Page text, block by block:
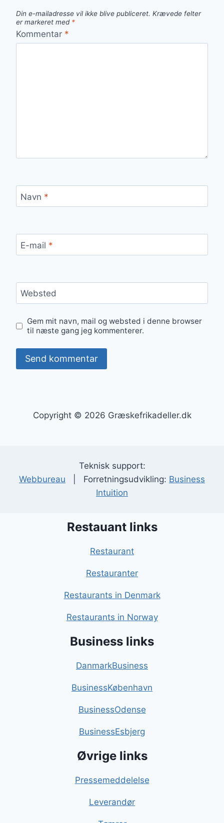
Din e-mailadresse vil ikke blive publiceret. Krævede felter
er markeret med *
Kommentar *
Navn *
E-mail *
Websted
Gem mit navn, mail og websted i denne browser
til næste gang jeg kommenterer.
Copyright © 2026 Græskefrikadeller.dk
Teknisk support:
Webbureau | Forretningsudvikling: Business
Intuition
Restauant links
Restaurant
Restauranter
Restaurants in Denmark
Restaurants in Norway
Business links
DanmarkBusiness
BusinessKøbenhavn
BusinessOdense
BusinessEsbjerg
Øvrige links
Pressemeddelelse
Leverandør